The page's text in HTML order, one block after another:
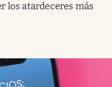
los atardeceres más